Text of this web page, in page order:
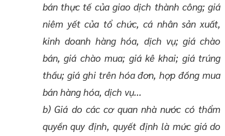
bán thực tế của giao dịch thành công; giá
niêm yết của tổ chức, cá nhân sản xuất,
kinh doanh hàng hóa, dịch vụ; giá chào
bán, giá chào mua; giá kê khai; giá trúng
thầu; giá ghi trên hóa đơn, hợp đồng mua
bán hàng hóa, dịch vụ...
b) Giá do các cơ quan nhà nước có thẩm
quyền quy định, quyết định là mức giá do